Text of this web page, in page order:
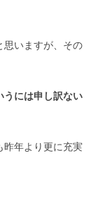
思いますが、その
うには申し訳ない
年より更に充実